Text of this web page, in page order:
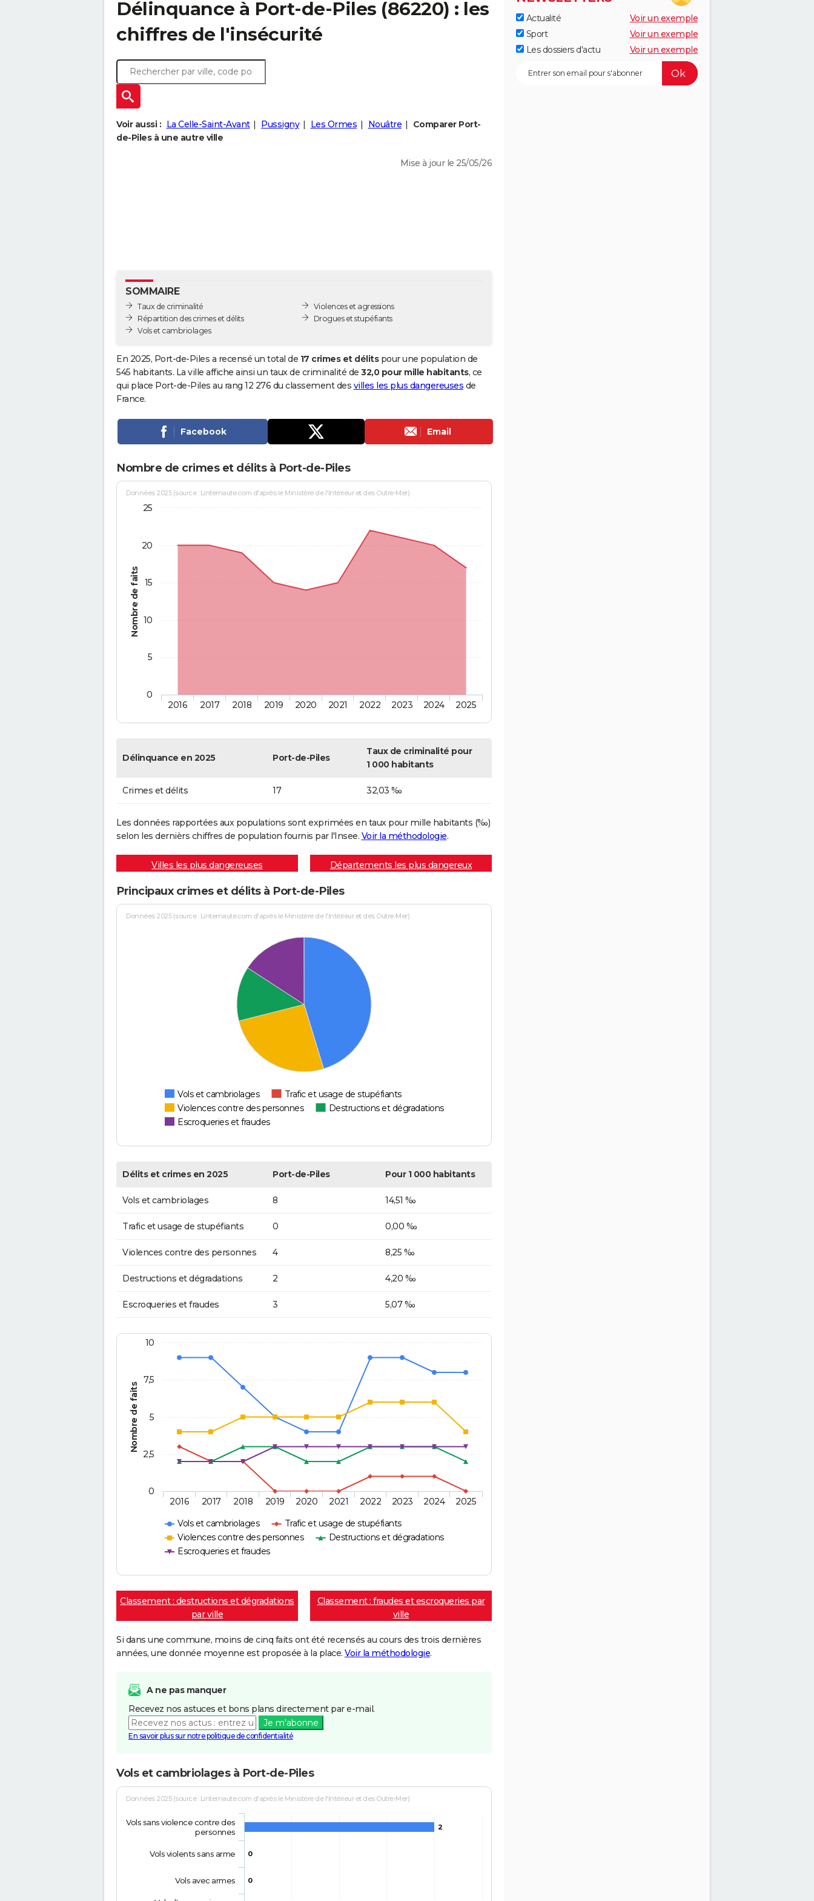
Délinquance à Port-de-Piles (86220) : les
chiffres de l'insécurité
Voir aussi : La Celle-Saint-Avant Pussigny Les Ormes Nouâtre
Comparer Port-
de-Piles à une autre ville
Mise à jour le 25/05/26
SOMMAIRE
Taux de criminalité
Répartition des crimes et délits
Vols et cambriolages
Violences et agressions
Drogues et stupéfiants
En 2025, Port-de-Piles a recensé un total de 17 crimes et délitspour une population de
545 habitants. La ville affiche ainsi un taux de criminalité de 32,0 pour mille habitants, ce
qui place Port-de-Piles au rang 12 276 du classement des villes les plus dangereuses de
France.
Facebook Email
Nombre de crimes et délits à Port-de-Piles
Nombre de faits
Données 2025 (source : Linternaute.com d'après le Ministère de l'Intérieur et des Outre-Mer)
2016 2017 2018 2019 2020 2021 2022 2023 2024 2025
0
5
10
15
20
25
Délinquance en 2025 Port-de-Piles
Taux de criminalité pour
1 000 habitants
Crimes et délits 17 32,03 ‰
Les données rapportées aux populations sont exprimées en taux pour mille habitants (‰)
selon les dernièrs chiffres de population fournis par l'Insee. Voir la méthodologie.
Villes les plus dangereuses Départements les plus dangereux
Principaux crimes et délits à Port-de-Piles
Données 2025 (source : Linternaute.com d'après le Ministère de l'Intérieur et des Outre-Mer)
Vols et cambriolages
Trafic et usage de stupéfiants
Violences contre des personnes
Destructions et dégradations
Escroqueries et fraudes
Délits et crimes en 2025 Port-de-Piles Pour 1 000 habitants
Vols et cambriolages 8 14,51 ‰
Trafic et usage de stupéfiants 0 0,00 ‰
Violences contre des personnes 4 8,25 ‰
Destructions et dégradations 2 4,20 ‰
Escroqueries et fraudes 3 5,07 ‰
Nombre de faits
Vols et cambriolages
Trafic et usage de stupéfiants
Violences contre des personnes
Destructions et dégradations
Escroqueries et fraudes
2016 2017 2018 2019 2020 2021 2022 2023 2024 2025
0
2,5
5
7,5
10
Classement : destructions et dégradations
par ville
Classement : fraudes et escroqueries par
ville
Si dans une commune, moins de cinq faits ont été recensés au cours des trois dernières
années, une donnée moyenne est proposée à la place. Voir la méthodologie.
A ne pas manquer
Recevez nos astuces et bons plans directement par e-mail.
Je m'abonne
En savoir plus sur notre politique de confidentialité
Vols et cambriolages à Port-de-Piles
Données 2025 (source : Linternaute.com d'après le Ministère de l'Intérieur et des Outre-Mer)
2
0
0
Vols sans violence contre des
personnes
Vols violents sans arme
Vols avec armes
Actualité
Voir un exemple
Sport
Voir un exemple
Les dossiers d'actu
Voir un exemple